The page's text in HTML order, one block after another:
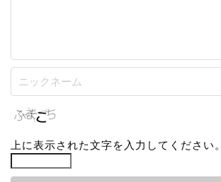
上に表示された文字を入力してください。